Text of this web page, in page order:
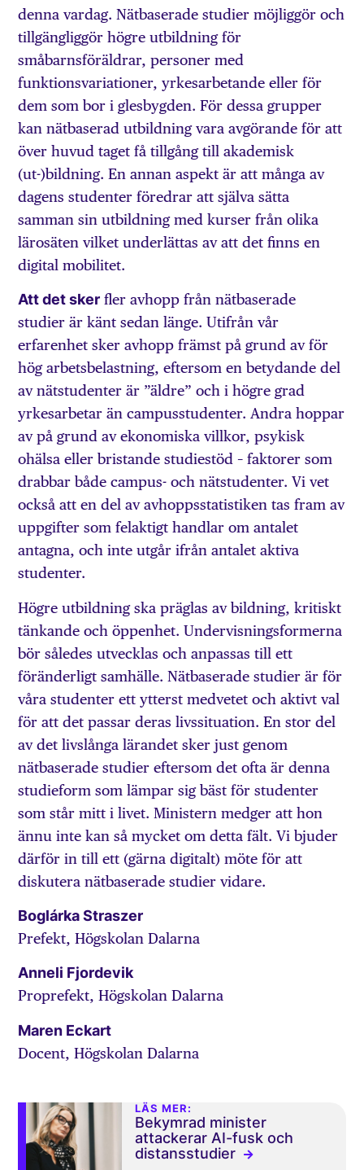
denna vardag. Nätbaserade studier möjliggör och
tillgängliggör högre utbildning för
småbarnsföräldrar, personer med
funktionsvariationer, yrkesarbetande eller för
dem som bor i glesbygden. För dessa grupper
kan nätbaserad utbildning vara avgörande för att
över huvud taget få tillgång till akademisk
(ut-)bildning. En annan aspekt är att många av
dagens studenter föredrar att själva sätta
samman sin utbildning med kurser från olika
lärosäten vilket underlättas av att det finns en
digital mobilitet.
Att det sker fler avhopp från nätbaserade
studier är känt sedan länge. Utifrån vår
erfarenhet sker avhopp främst på grund av för
hög arbetsbelastning, eftersom en betydande del
av nätstudenter är ”äldre” och i högre grad
yrkesarbetar än campusstudenter. Andra hoppar
av på grund av ekonomiska villkor, psykisk
ohälsa eller bristande studiestöd – faktorer som
drabbar både campus- och nätstudenter. Vi vet
också att en del av avhoppsstatistiken tas fram av
uppgifter som felaktigt handlar om antalet
antagna, och inte utgår ifrån antalet aktiva
studenter.
Högre utbildning ska präglas av bildning, kritiskt
tänkande och öppenhet. Undervisningsformerna
bör således utvecklas och anpassas till ett
föränderligt samhälle. Nätbaserade studier är för
våra studenter ett ytterst medvetet och aktivt val
för att det passar deras livssituation. En stor del
av det livslånga lärandet sker just genom
nätbaserade studier eftersom det ofta är denna
studieform som lämpar sig bäst för studenter
som står mitt i livet. Ministern medger att hon
ännu inte kan så mycket om detta fält. Vi bjuder
därför in till ett (gärna digitalt) möte för att
diskutera nätbaserade studier vidare.
Boglárka Straszer
Prefekt, Högskolan Dalarna
Anneli Fjordevik
Proprefekt, Högskolan Dalarna
Maren Eckart
Docent, Högskolan Dalarna
LÄS MER:
Bekymrad minister
attackerar AI-fusk och
distansstudier